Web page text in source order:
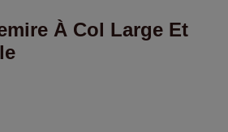
À Col Large Et